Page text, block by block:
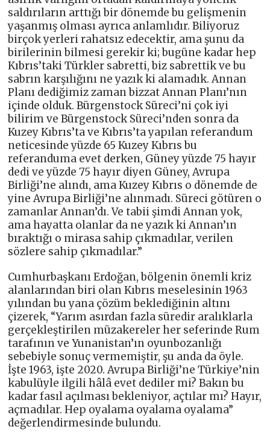
saldırıların arttığı bir dönemde bu gelişmenin
yaşanmış olması ayrıca anlamlıdır. Biliyoruz
birçok yerleri rahatsız edecektir, ama şunu da
birilerinin bilmesi gerekir ki; bugüne kadar hep
Kıbrıs’taki Türkler sabretti, biz sabrettik ve bu
sabrın karşılığını ne yazık ki alamadık. Annan
Planı dediğimiz zaman bizzat Annan Planı’nın
içinde olduk. Bürgenstock Süreci’ni çok iyi
bilirim ve Bürgenstock Süreci’nden sonra da
Kuzey Kıbrıs’ta ve Kıbrıs’ta yapılan referandum
neticesinde yüzde 65 Kuzey Kıbrıs bu
referanduma evet derken, Güney yüzde 75 hayır
dedi ve yüzde 75 hayır diyen Güney, Avrupa
Birliği’ne alındı, ama Kuzey Kıbrıs o dönemde de
yine Avrupa Birliği’ne alınmadı. Süreci götüren o
zamanlar Annan’dı. Ve tabii şimdi Annan yok,
ama hayatta olanlar da ne yazık ki Annan’ın
bıraktığı o mirasa sahip çıkmadılar, verilen
sözlere sahip çıkmadılar.”
Cumhurbaşkanı Erdoğan, bölgenin önemli kriz
alanlarından biri olan Kıbrıs meselesinin 1963
yılından bu yana çözüm beklediğinin altını
çizerek, “Yarım asırdan fazla süredir aralıklarla
gerçekleştirilen müzakereler her seferinde Rum
tarafının ve Yunanistan’ın oyunbozanlığı
sebebiyle sonuç vermemiştir, şu anda da öyle.
İşte 1963, işte 2020. Avrupa Birliği’ne Türkiye’nin
kabulüyle ilgili hâlâ evet dediler mi? Bakın bu
kadar fasıl açılması bekleniyor, açtılar mı? Hayır,
açmadılar. Hep oyalama oyalama oyalama”
değerlendirmesinde bulundu.